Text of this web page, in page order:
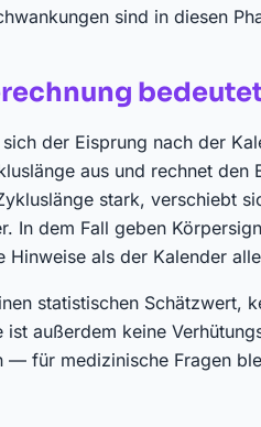
sind in diesen
der Eisprung nach der
aus und rechnet den
stark, verschiebt
In dem Fall geben
Hinweise als der Kalender
statistischen Schätzwert,
außerdem keine
— für medizinische Fragen